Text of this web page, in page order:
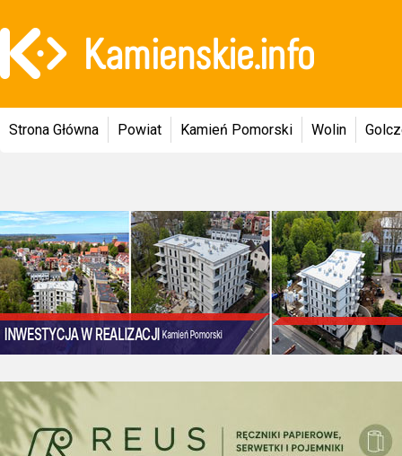
Strona Główna Powiat Kamień Pomorski Wolin